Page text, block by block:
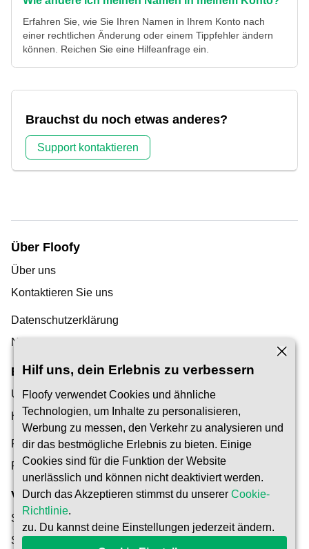
Erfahren Sie, wie Sie Ihren Namen in Ihrem Konto nach
einer rechtlichen Änderung oder einem Tippfehler ändern
können. Reichen Sie eine Hilfeanfrage ein.
Brauchst du noch etwas anderes?
Support kontaktieren
Über Floofy
Über uns
Kontaktieren Sie uns
Datenschutzerklärung
Nutzungsbedingungen
Entdeckung
Unser Blog
Hilfe-Center
Finden Sie einen Tiersitter
Pet Carer werden
Vertrauen & Sicherheit
Sicherheit
So funktioniert's
Hilf uns, dein Erlebnis zu verbessern
Floofy verwendet Cookies und ähnliche
Technologien, um Inhalte zu personalisieren,
Werbung zu messen, den Verkehr zu analysieren und
dir das bestmögliche Erlebnis zu bieten. Einige
Cookies sind für die Funktion der Website
unerlässlich und können nicht deaktiviert werden.
Durch das Akzeptieren stimmst du unserer Cookie-
Richtlinie.
zu. Du kannst deine Einstellungen jederzeit ändern.